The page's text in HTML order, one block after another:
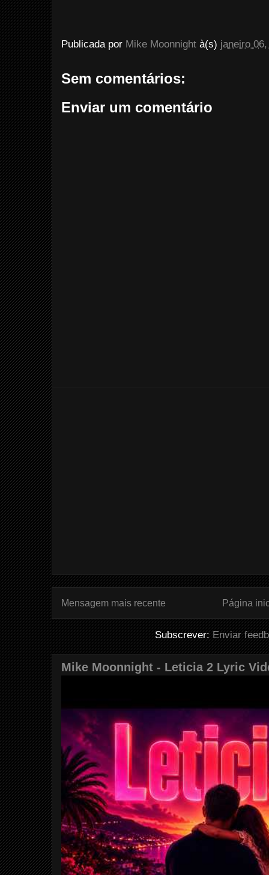
Publicada por Mike Moonnight à(s) janeiro
Sem comentários:
Enviar um comentário
Mensagem mais recente Página
Subscrever:Enviar
Mike Moonnight - Leticia 2 Lyric